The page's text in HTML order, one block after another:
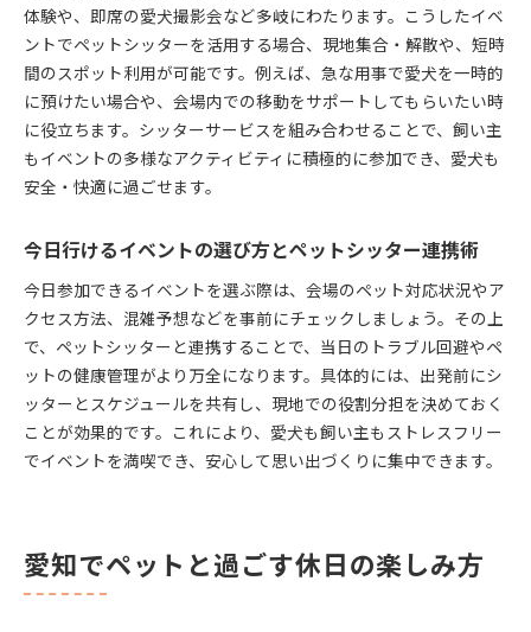
体験や、即席の愛犬撮影会など多岐にわたります。こうしたイベ
ントでペットシッターを活用する場合、現地集合・解散や、短時
間のスポット利用が可能です。例えば、急な用事で愛犬を一時的
に預けたい場合や、会場内での移動をサポートしてもらいたい時
に役立ちます。シッターサービスを組み合わせることで、飼い主
もイベントの多様なアクティビティに積極的に参加でき、愛犬も
安全・快適に過ごせます。
今日行けるイベントの選び方とペットシッター連携術
今日参加できるイベントを選ぶ際は、会場のペット対応状況やア
クセス方法、混雑予想などを事前にチェックしましょう。その上
で、ペットシッターと連携することで、当日のトラブル回避やペ
ットの健康管理がより万全になります。具体的には、出発前にシ
ッターとスケジュールを共有し、現地での役割分担を決めておく
ことが効果的です。これにより、愛犬も飼い主もストレスフリー
でイベントを満喫でき、安心して思い出づくりに集中できます。
愛知でペットと過ごす休日の楽しみ方